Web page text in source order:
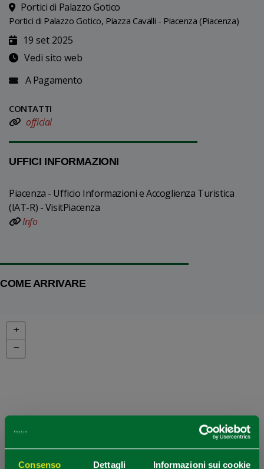
Consenso Dettagli Informazioni sui cookie
Portici di Palazzo Gotico
Portici di Palazzo Gotico, Piazza Cavalli - Piacenza (Piacenza)
19 set 2025
Vedi sito web
A Pagamento
CONTATTI
official
UFFICI INFORMAZIONI
Piacenza - Ufficio Informazioni e Accoglienza Turistica
(IAT-R) - VisitPiacenza
Info
COME ARRIVARE
+
−